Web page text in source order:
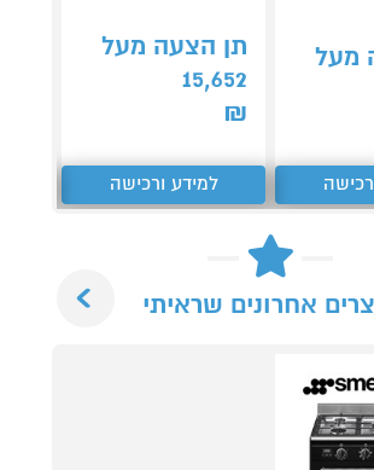
מעל
תן הצעה מעל
15,652
₪
למידע ורכישה
אחרונים שראיתי